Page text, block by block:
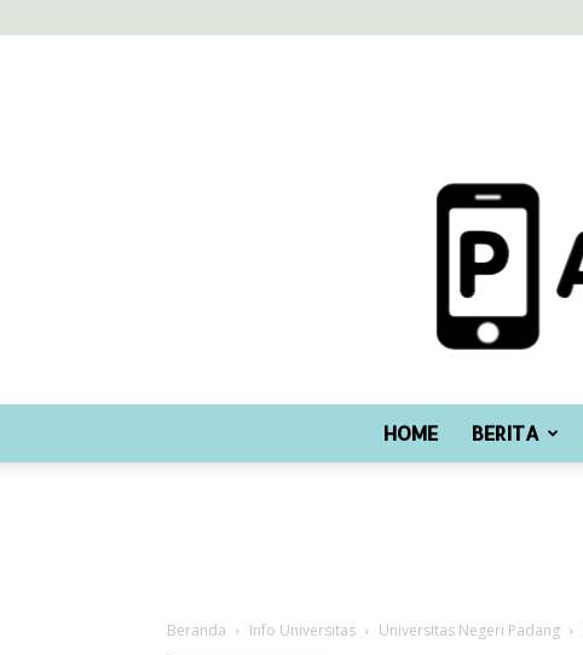
HOME BERITA
Beranda Info Universitas Universitas Negeri Padang